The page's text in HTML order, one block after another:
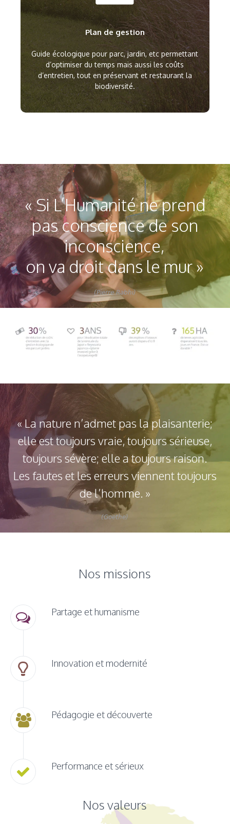
Plan de gestion
Guide écologique pour parc, jardin, etc permettant
d’optimiser du temps mais aussi les coûts
d’entretien, tout en préservant et restaurant la
biodiversité.
« Si L’Humanité ne prend
pas conscience de son
inconscience,
on va droit dans le mur »
(Pierre Rabhi)
« La nature n’admet pas la plaisanterie;
elle est toujours vraie, toujours sérieuse,
toujours sévère; elle a toujours raison.
Les fautes et les erreurs viennent toujours
de l’homme. »
(Goethe)
Nos missions
Partage et humanisme
Innovation et modernité
Pédagogie et découverte
Performance et sérieux
Nos valeurs